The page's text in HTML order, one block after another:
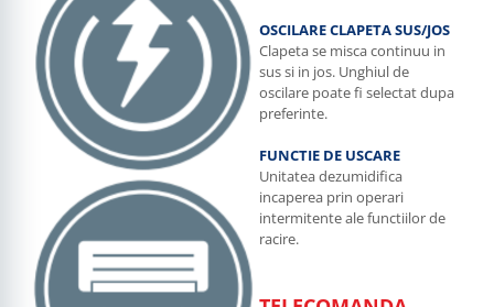
OSCILARE CLAPETA SUS/JOS
Clapeta se misca continuu in
sus si in jos. Unghiul de
oscilare poate fi selectat dupa
preferinte.
FUNCTIE DE USCARE
Unitatea dezumidifica
incaperea prin operari
intermitente ale functiilor de
racire.